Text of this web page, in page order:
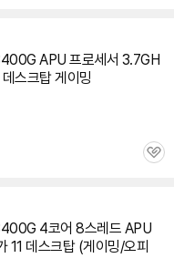
APU 프로세서 3.7GH
스크탑 게이밍
관
4코어 8스레드 APU
11 데스크탑 (게이밍/오피